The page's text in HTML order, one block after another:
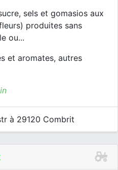
sels et gomasios aux
produites sans
ou...
et aromates, autres
à 29120 Combrit